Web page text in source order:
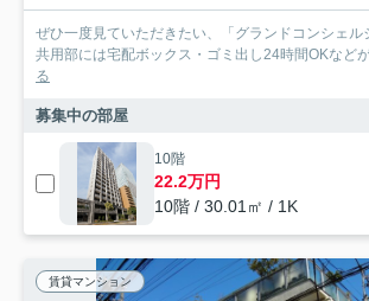
ぜひ一度見ていただきたい、「グランドコンシェル
共用部には宅配ボックス・ゴミ出し24時間OKなど
る
募集中の部屋
10階
22.2万円
10階 / 30.01㎡ / 1K
賃貸マンション